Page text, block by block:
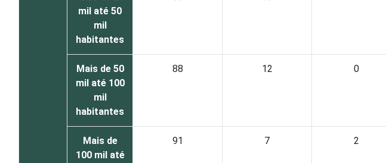
mil até 50
mil
habitantes
Mais de 50
mil até 100
mil
habitantes
88 12 0
Mais de
100 mil até
91 7 2